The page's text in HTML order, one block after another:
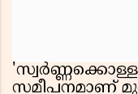
സമീപനമാണ്